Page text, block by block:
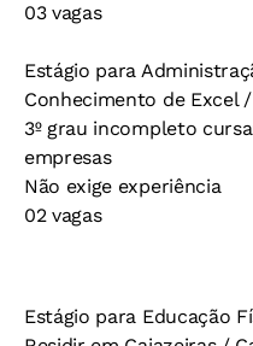
03 vagas
Estágio para
Conhecimento de Excel
3º grau incompleto
empresas
Não exige experiência
02 vagas
Estágio para Educação